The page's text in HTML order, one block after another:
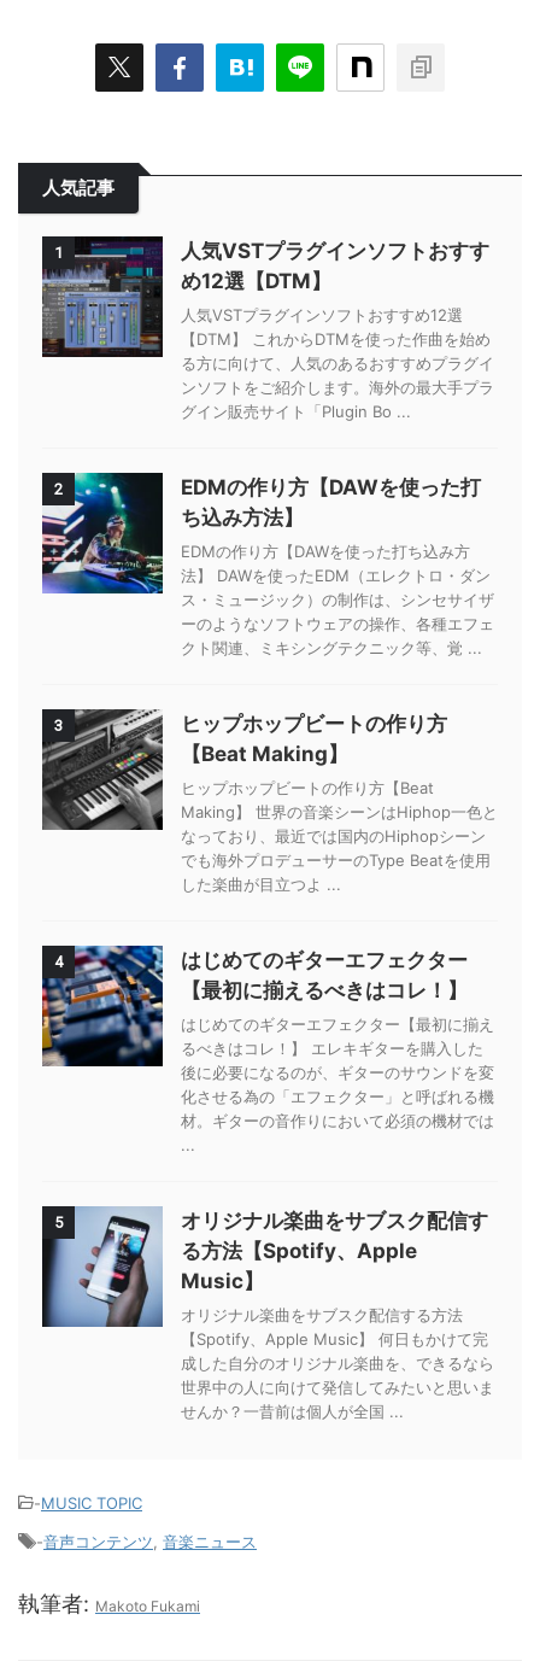
人気記事
1
人気VSTプラグインソフトおすす
め12選【DTM】
人気VSTプラグインソフトおすすめ12選
【DTM】 これからDTMを使った作曲を始め
る方に向けて、人気のあるおすすめプラグイ
ンソフトをご紹介します。海外の最大手プラ
グイン販売サイト「Plugin Bo ...
2
EDMの作り方【DAWを使った打
ち込み方法】
EDMの作り方【DAWを使った打ち込み方
法】 DAWを使ったEDM（エレクトロ・ダン
ス・ミュージック）の制作は、シンセサイザ
ーのようなソフトウェアの操作、各種エフェ
クト関連、ミキシングテクニック等、覚 ...
3
ヒップホップビートの作り方
【Beat Making】
ヒップホップビートの作り方【Beat
Making】 世界の音楽シーンはHiphop一色と
なっており、最近では国内のHiphopシーン
でも海外プロデューサーのType Beatを使用
した楽曲が目立つよ ...
4
はじめてのギターエフェクター
【最初に揃えるべきはコレ！】
はじめてのギターエフェクター【最初に揃え
るべきはコレ！】 エレキギターを購入した
後に必要になるのが、ギターのサウンドを変
化させる為の「エフェクター」と呼ばれる機
材。ギターの音作りにおいて必須の機材では
...
5
オリジナル楽曲をサブスク配信す
る方法【Spotify、Apple
Music】
オリジナル楽曲をサブスク配信する方法
【Spotify、Apple Music】 何日もかけて完
成した自分のオリジナル楽曲を、できるなら
世界中の人に向けて発信してみたいと思いま
せんか？一昔前は個人が全国 ...
-MUSIC TOPIC
-音声コンテンツ 音楽ニュース
執筆者: Makoto Fukami